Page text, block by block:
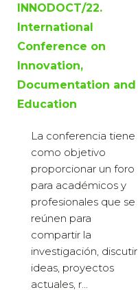
INNODOCT/22.
International
Conference on
Innovation,
Documentation and
Education
La conferencia tiene
como objetivo
proporcionar un foro
para académicos y
profesionales que se
reúnen para
compartir la
investigación, discutir
ideas, proyectos
actuales, r...